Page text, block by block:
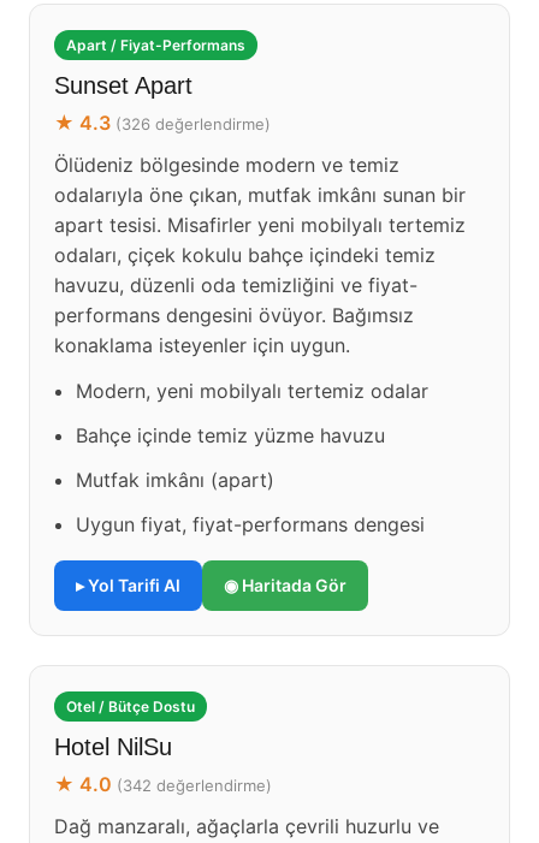
Apart / Fiyat-Performans
Sunset Apart
★ 4.3 (326 değerlendirme)
Ölüdeniz bölgesinde modern ve temiz
odalarıyla öne çıkan, mutfak imkânı sunan bir
apart tesisi. Misafirler yeni mobilyalı tertemiz
odaları, çiçek kokulu bahçe içindeki temiz
havuzu, düzenli oda temizliğini ve fiyat-
performans dengesini övüyor. Bağımsız
konaklama isteyenler için uygun.
Modern, yeni mobilyalı tertemiz odalar
Bahçe içinde temiz yüzme havuzu
Mutfak imkânı (apart)
Uygun fiyat, fiyat-performans dengesi
▸ Yol Tarifi Al ◉ Haritada Gör
Otel / Bütçe Dostu
Hotel NilSu
★ 4.0 (342 değerlendirme)
Dağ manzaralı, ağaçlarla çevrili huzurlu ve